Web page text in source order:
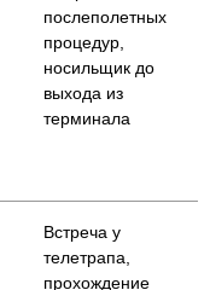
послеполетных
процедур,
носильщик до
выхода из
терминала
Встреча у
телетрапа,
прохождение